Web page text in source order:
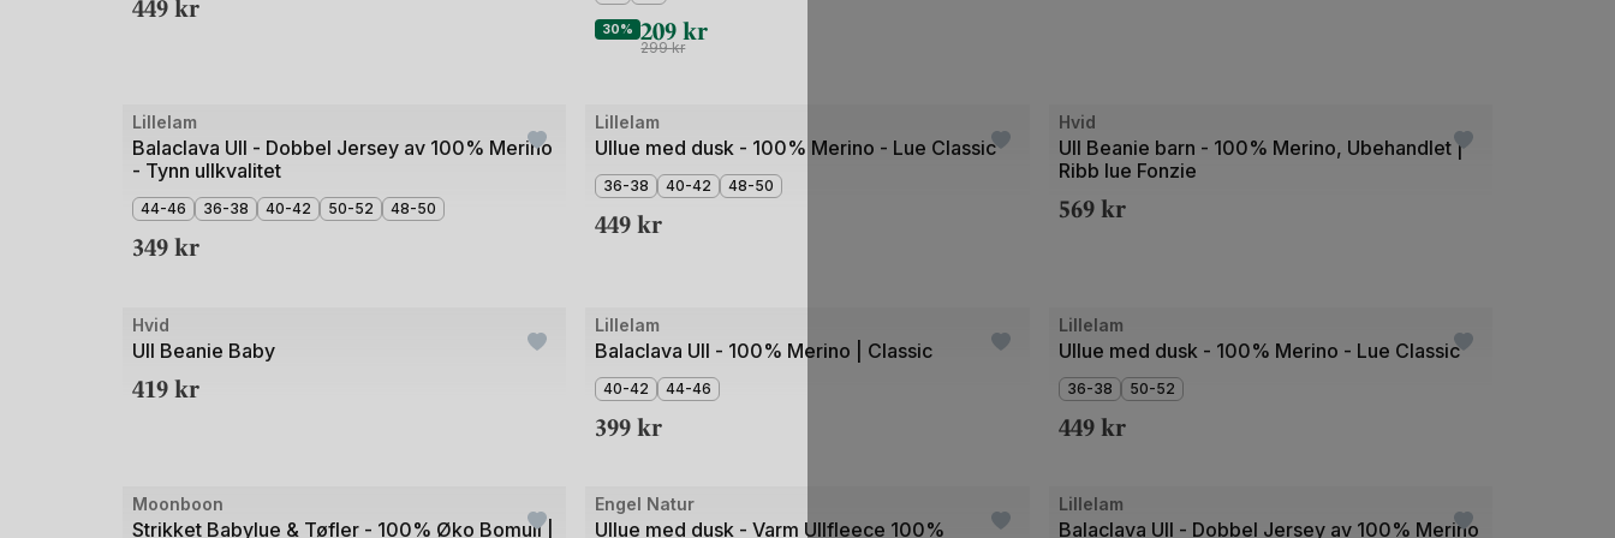
30% 209kr
299kr
Bilde
av
Lillelam
Balaclava Ull - Dobbel Jersey av 100% Merino
- Tynn ullkvalitet
44-46 36-38 40-42 50-52 48-50
349kr
Bilde
av
Lillelam
Ullue med dusk - 100% Merino - Lue Classic
36-38 40-42 48-50
449kr
Bilde
av
Hvid
Ull Beanie barn - 100% Merino, Ubehandlet |
Ribb lue Fonzie
569kr
Hvid
Ull Beanie Baby
419kr
Bilde
av
Lillelam
Balaclava Ull - 100% Merino | Classic
40-42 44-46
399kr
Bilde
av
Lillelam
Ullue med dusk - 100% Merino - Lue Classic
36-38 50-52
449kr
Bilde
Moonboon
Strikket Babylue & Tøfler - 100% Øko Bomull |
Engel Natur
Ullue med dusk - Varm Ullfleece 100%
Bilde
Lillelam
Balaclava Ull - Dobbel Jersey av 100% Merino